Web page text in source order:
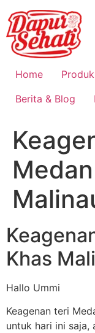
Home Produk
Berita & Blog
Khas
Hallo Ummi
Keagenan teri
untuk hari ini saja,